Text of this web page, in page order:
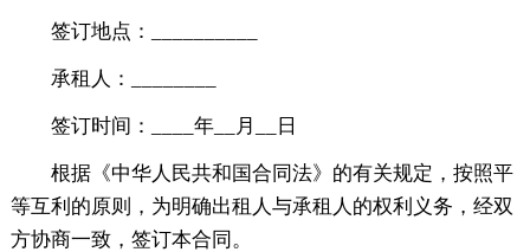
签订地点：__________
承租人：________
签订时间：____年__月__日
根据《中华人民共和国合同法》的有关规定，按照平
等互利的原则，为明确出租人与承租人的权利义务，经双
方协商一致，签订本合同。